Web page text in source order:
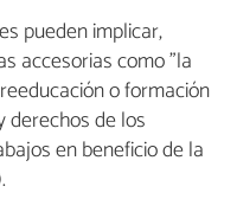
pueden implicar,
accesorias como "la
o formación
derechos de los
en beneficio de la